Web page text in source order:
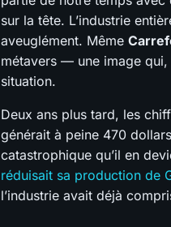
sur la tête. L’industrie
aveuglément. Même
métavers — une image qui,
situation.
Deux ans plus tard, les
générait à peine 470
catastrophique qu’il en
réduisait sa production de
l’industrie avait déjà